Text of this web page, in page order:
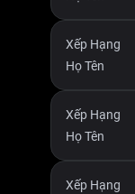
Xếp Hạng
Họ Tên
Xếp Hạng
Họ Tên
Xếp Hạng